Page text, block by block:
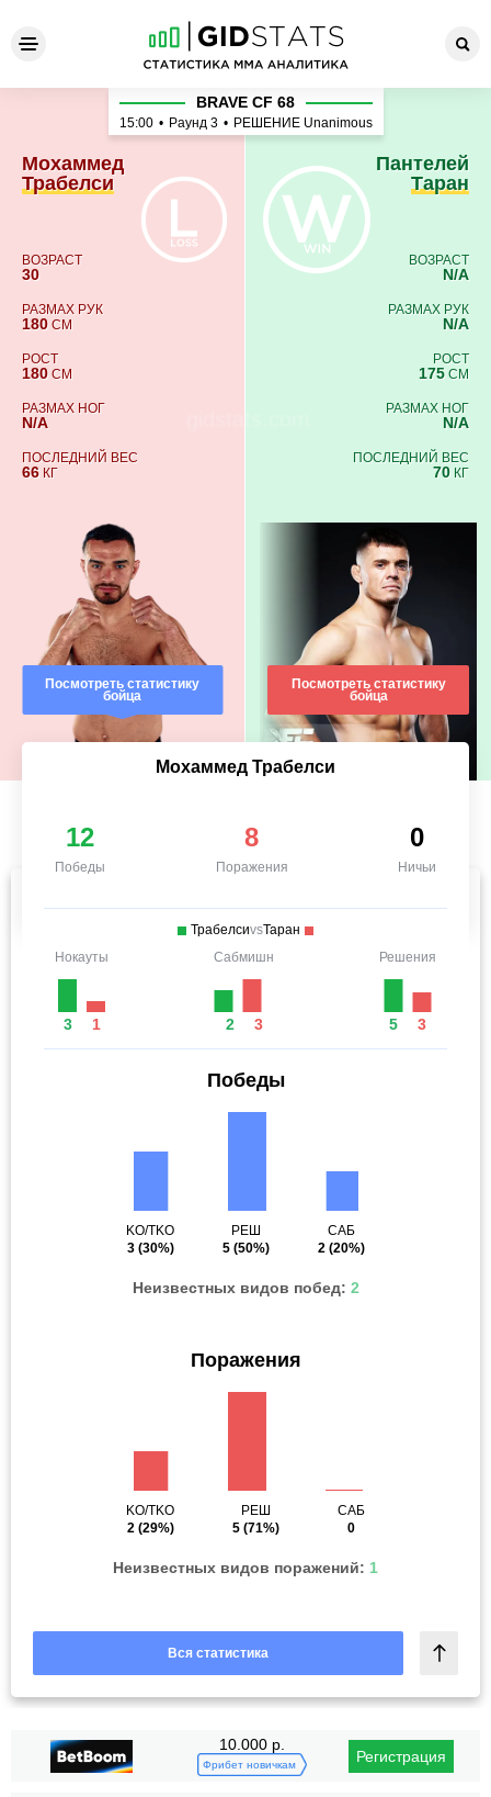
Мохаммед Трабелси -
Мохаммед
Трабелси
ВОЗРАСТ
30
РАЗМАХ РУК
180 СМ
РОСТ
180 СМ
РАЗМАХ НОГ
N/A
ПОСЛЕДНИЙ ВЕС
66 КГ
Посмотреть статистику
бойца
BRAVE CF 68
15:00 • Раунд 3 • РЕШЕНИЕ Unanimous
Пантелей
Таран
ВОЗРАСТ
N/A
РАЗМАХ РУК
N/A
РОСТ
175 СМ
РАЗМАХ НОГ
N/A
ПОСЛЕДНИЙ ВЕС
70 КГ
Посмотреть статистику
бойца
Мохаммед Трабелси
12
Победы
8
Поражения
0
Ничьи
ТрабелсиvsТаран
Нокауты
3 1
Сабмишн
2 3
Решения
5 3
Победы
KO/TKO
3(30%)
РЕШ
5 (50%)
САБ
2 (20%)
Неизвестных видов побед: 2
Поражения
KO/TKO
2(29%)
РЕШ
5 (71%)
САБ
0
Неизвестных видов поражений: 1
Вся статистика
10.000 р.
Фрибет новичкам Регистрация